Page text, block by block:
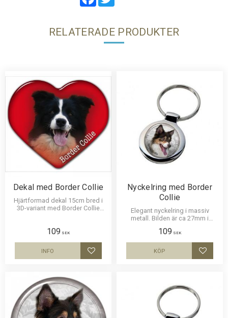
RELATERADE PRODUKTER
Dekal med Border Collie
Hjärtformad dekal 15cm bred i
3D-variant med Border Collie
109 SEK
Lägg till i favoriter
INFO
Nyckelring med Border
Collie
Elegant nyckelring i massiv
metall. Bilden är ca 27mm i
vara hållbar och ge ett intryck av
djup i bilden.
109 SEK
Lägg
KÖP